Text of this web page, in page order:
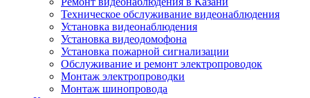
Техническое обслуживание видеонаблюдения
Установка видеонаблюдения
Установка видеодомофона
Установка пожарной сигнализации
Обслуживание и ремонт электропроводок
Монтаж электропроводки
Монтаж шинопровода